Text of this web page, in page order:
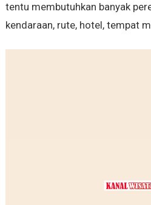
tentu membutuhkan banyak
kendaraan, rute, hotel, tempat